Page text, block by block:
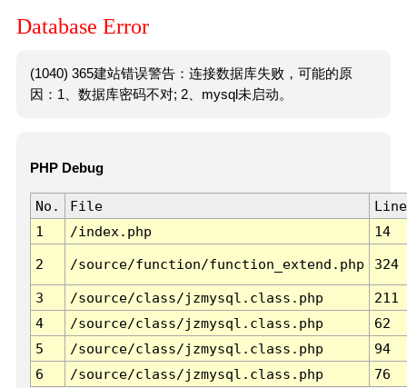
Database Error
(1040) 365建站错误警告：连接数据库失败，可能的原
因：1、数据库密码不对; 2、mysql未启动。
PHP Debug
No. File
Line
1
/index.php 14
2 /source/function/function_extend.php 324
3 /source/class/jzmysql.class.php
211
4
/source/class/jzmysql.class.php
62
5
/source/class/jzmysql.class.php
94
6
/source/class/jzmysql.class.php 76